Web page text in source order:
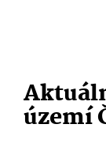
území